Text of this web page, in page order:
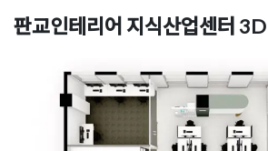
판교인테리어 지식산업센터